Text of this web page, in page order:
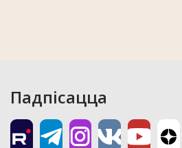
Падпісацца